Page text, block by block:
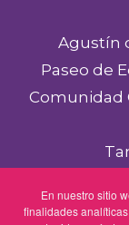
En nuestro sitio
finalidades
Agustín
Paseo de
Comunidad